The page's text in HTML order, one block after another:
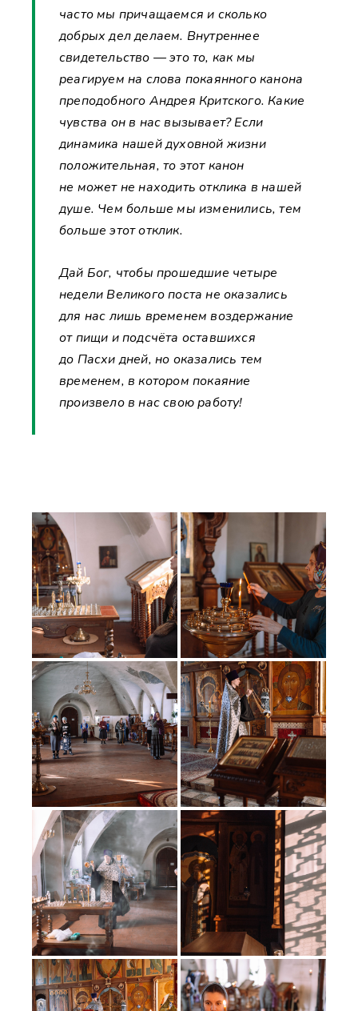
часто мы причащаемся и сколько
добрых дел делаем. Внутреннее
свидетельство — это то, как мы
реагируем на слова покаянного канона
преподобного Андрея Критского. Какие
чувства он в нас вызывает? Если
динамика нашей духовной жизни
положительная, то этот канон
не может не находить отклика в нашей
душе. Чем больше мы изменились, тем
больше этот отклик.
Дай Бог, чтобы прошедшие четыре
недели Великого поста не оказались
для нас лишь временем воздержание
от пищи и подсчёта оставшихся
до Пасхи дней, но оказались тем
временем, в котором покаяние
произвело в нас свою работу!